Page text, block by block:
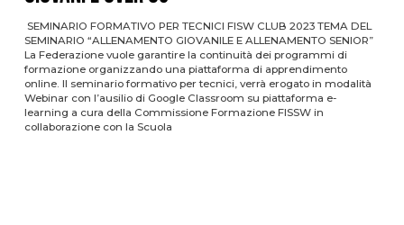
SEMINARIO FORMATIVO PER TECNICI FISW CLUB 2023 TEMA DEL
SEMINARIO “ALLENAMENTO GIOVANILE E ALLENAMENTO SENIOR”
La Federazione vuole garantire la continuità dei programmi di
formazione organizzando una piattaforma di apprendimento
online. Il seminario formativo per tecnici, verrà erogato in modalità
Webinar con l’ausilio di Google Classroom su piattaforma e-
learning a cura della Commissione Formazione FISSW in
collaborazione con la Scuola